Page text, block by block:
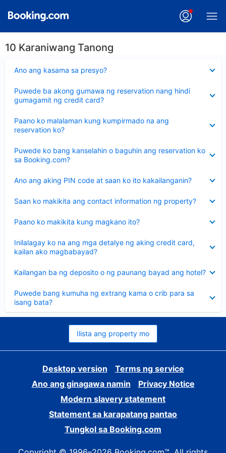
10 Karaniwang Tanong
Ano ang kasama sa presyo?
ang
Puwede ba akong gumawa ng reservation nang hindi
gumagamit ng credit card?
ang
sagot
Paano ko malalaman kung kumpirmado na ang
reservation ko?
ang
sagot
Puwede ko bang kanselahin o baguhin ang reservation ko
sa Booking.com?
ang
sagot
Ano ang aking PIN code at saan ko ito kakailanganin?
ang
Saan ko makikita ang contact information ng property?
ang
Paano ko makikita kung magkano ito?
ang
Inilalagay ko na ang mga detalye ng aking credit card,
kailan ako magbabayad?
ang
sagot
Kailangan ba ng deposito o ng paunang bayad ang hotel?
ang
Puwede bang kumuha ng extrang kama o crib para sa
isang bata?
ang
sagot
Ilista ang property mo
Desktop version
Terms ng service
Ano ang ginagawa namin
Privacy Notice
Modern slavery statement
Statement sa karapatang pantao
Tungkol sa Booking.com